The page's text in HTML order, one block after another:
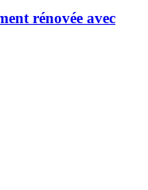
rénovée avec